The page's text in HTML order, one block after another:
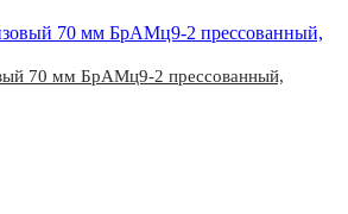
70 мм БрАМц9-2 прессованный,